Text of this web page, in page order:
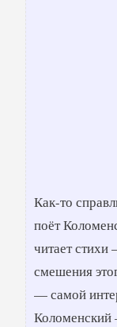
Как-то
поёт
читает стихи
смешения
— самой
Коломенский